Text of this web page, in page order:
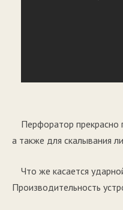
Перфоратор прекрасно
а также для скалывания
Что же касается
Производительность